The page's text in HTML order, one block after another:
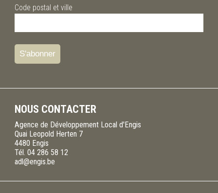
Code postal et ville
NOUS CONTACTER
Agence de Développement Local d'Engis
Quai Leopold Herten 7
4480 Engis
Tél. 04 286 58 12
adl@engis.be